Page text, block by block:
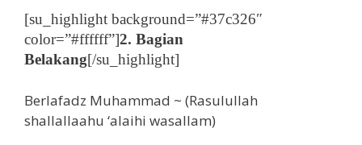
[su_highlight background=”#37c326″
color=”#ffffff”]2. Bagian
Belakang[/su_highlight]
Berlafadz Muhammad ~ (Rasulullah
shallallaahu ‘alaihi wasallam)